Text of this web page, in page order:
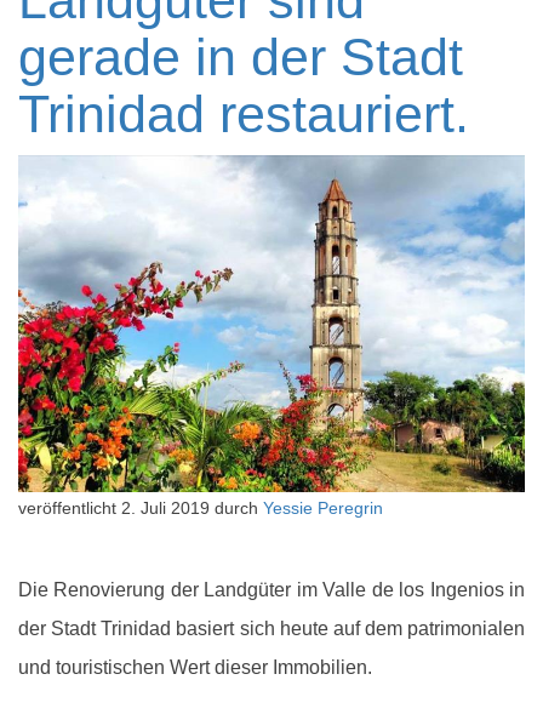
gerade in der Stadt
Trinidad restauriert.
veröffentlicht 2. Juli 2019 durch Yessie Peregrin
Die Renovierung der Landgüter im Valle de los Ingenios in
der Stadt Trinidad basiert sich heute auf dem patrimonialen
und touristischen Wert dieser Immobilien.